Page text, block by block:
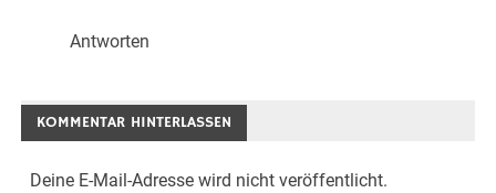
Antworten
KOMMENTAR HINTERLASSEN
Deine E-Mail-Adresse wird nicht veröffentlicht.